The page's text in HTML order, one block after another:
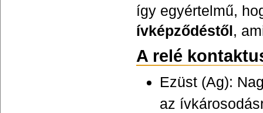
így egyértelmű,
ívképződéstől,
A relé
Ezüst (Ag):
az